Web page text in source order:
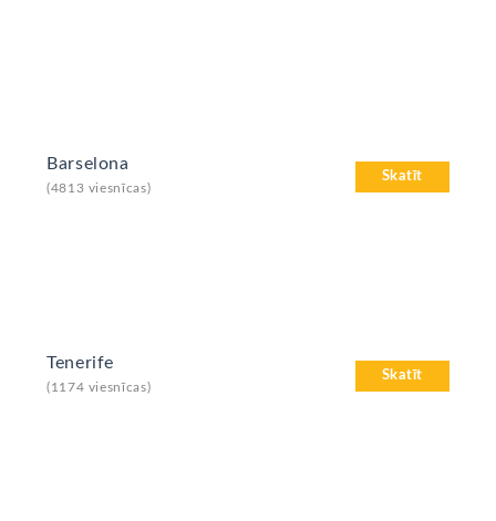
Skatīt
Barselona
(4813 viesnīcas)
Skatīt
Tenerife
(1174 viesnīcas)